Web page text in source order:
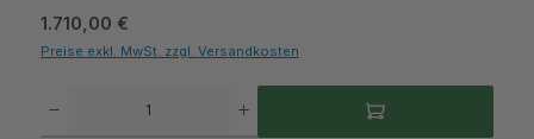
Metrology
Regulärer Preis:
1.710,00 €
Preise exkl. MwSt. zzgl. Versandkosten